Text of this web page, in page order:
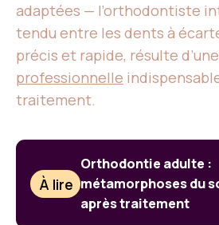
adaptées — l’orthodontiste
tendu entre les dents à
précis et rapide, résulte d’une
professionnelle
traitement.
À lire
Orthodontie adulte :
métamorphoses du
après traitement